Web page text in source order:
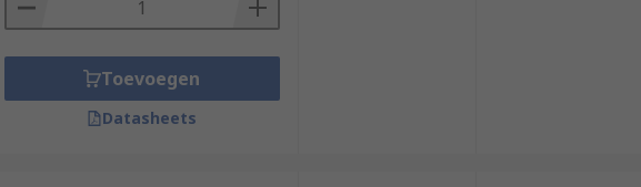
Toevoegen
Datasheets